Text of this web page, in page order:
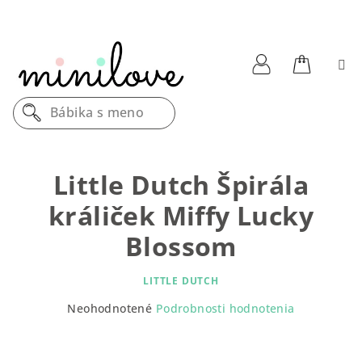
Bábika s menom
Little Dutch Špirála
králiček Miffy Lucky
Blossom
LITTLE DUTCH
Neohodnotené Podrobnosti hodnotenia